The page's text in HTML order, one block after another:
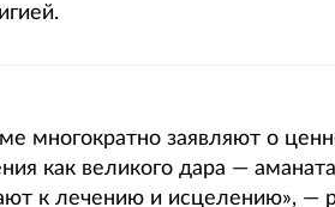
многократно заявляют о
как великого дара —
к лечению и исцелению», —